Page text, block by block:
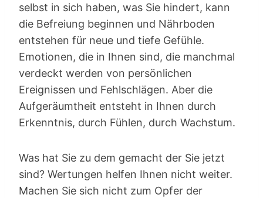
selbst in sich haben, was Sie hindert, kann
die Befreiung beginnen und Nährboden
entstehen für neue und tiefe Gefühle.
Emotionen, die in Ihnen sind, die manchmal
verdeckt werden von persönlichen
Ereignissen und Fehlschlägen. Aber die
Aufgeräumtheit entsteht in Ihnen durch
Erkenntnis, durch Fühlen, durch Wachstum.
Was hat Sie zu dem gemacht der Sie jetzt
sind? Wertungen helfen Ihnen nicht weiter.
Machen Sie sich nicht zum Opfer der